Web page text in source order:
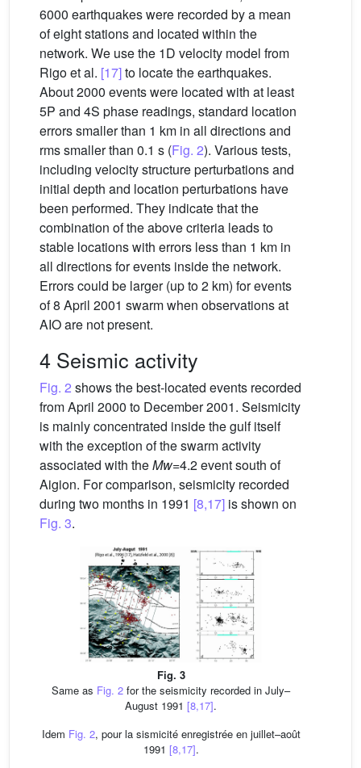
6000 earthquakes were recorded by a mean
of eight stations and located within the
network. We use the 1D velocity model from
Rigo et al. [17]to locate the earthquakes.
About 2000 events were located with at least
5P and 4S phase readings, standard location
errors smaller than 1 km in all directions and
rms smaller than 0.1 s (Fig. 2). Various tests,
including velocity structure perturbations and
initial depth and location perturbations have
been performed. They indicate that the
combination of the above criteria leads to
stable locations with errors less than 1 km in
all directions for events inside the network.
Errors could be larger (up to 2 km) for events
of 8 April 2001 swarm when observations at
AIO are not present.
4 Seismic activity
Fig. 2 shows the best-located events recorded
from April 2000 to December 2001. Seismicity
is mainly concentrated inside the gulf itself
with the exception of the swarm activity
associated with theMw=4.2 event south of
Aigion. For comparison, seismicity recorded
during two months in 1991 [8,17] is shown on
Fig. 3.
Fig. 3
Same as Fig. 2 for the seismicity recorded in July–
August 1991 [8,17].
Idem Fig. 2, pour la sismicité enregistrée en juillet–août
1991 [8,17].